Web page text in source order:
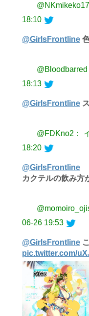
18:10
@GirlsFrontline
18:13
@GirlsFrontline
@FDKno2：
18:20
@GirlsFrontline
カクテルの飲み方
06-26 19:53
@GirlsFrontline
pic.twitter.com/